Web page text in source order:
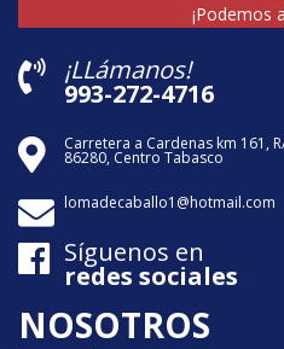
¡Podemos
¡LLámanos!
993-272-4716
Carretera a Cardenas km 161,
86280, Centro Tabasco
lomadecaballo1@hotmail.com
Síguenos en
redes sociales
NOSOTROS